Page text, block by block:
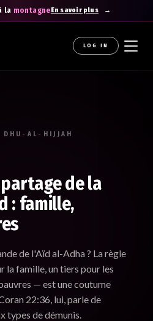
la montagneEn savoir plus
LOG IN
DHU-AL-HIJJAH
de la
: famille,
de l'Aïd al-Adha ? La règle
la famille, un tiers pour les
— est une coutume
22:36, lui, parle de
types de démunis.
etcheminer
Ex. : abc@xyz.com
inspirants de RaHma-TV et